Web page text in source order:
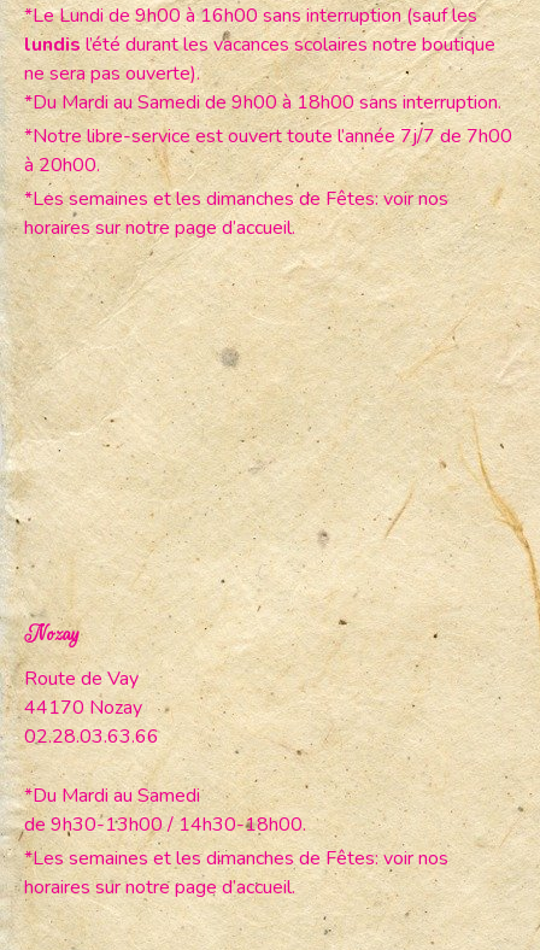
*Le Lundi de 9h00 à 16h00 sans interruption (sauf les
lundisl’été durant les vacances scolaires notre boutique
ne sera pas ouverte).
*Du Mardi au Samedi de 9h00 à 18h00 sans interruption.
*Notre libre-service est ouvert toute l’année 7j/7 de 7h00
à 20h00.
*Les semaines et les dimanches de Fêtes: voir nos
horaires sur notre page d’accueil.
Nozay
Route de Vay
44170 Nozay
02.28.03.63.66
*Du Mardi au Samedi
de 9h30-13h00 / 14h30-18h00.
*Les semaines et les dimanches de Fêtes: voir nos
horaires sur notre page d’accueil.